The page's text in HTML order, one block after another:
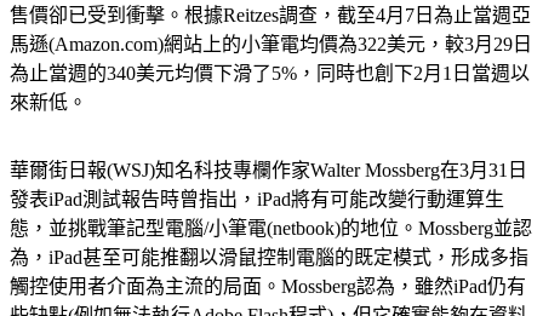
售價卻已受到衝擊。根據Reitzes調查，截至4月7日為止當週亞
馬遜(Amazon.com)網站上的小筆電均價為322美元，較3月29日
為止當週的340美元均價下滑了5%，同時也創下2月1日當週以
來新低。
華爾街日報(WSJ)知名科技專欄作家Walter Mossberg在3月31日
發表iPad測試報告時曾指出，iPad將有可能改變行動運算生
態，並挑戰筆記型電腦/小筆電(netbook)的地位。Mossberg並認
為，iPad甚至可能推翻以滑鼠控制電腦的既定模式，形成多指
觸控使用者介面為主流的局面。Mossberg認為，雖然iPad仍有